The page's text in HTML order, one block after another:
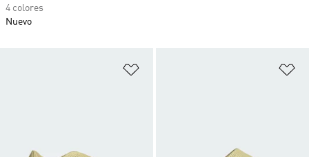
4 colores
Nuevo